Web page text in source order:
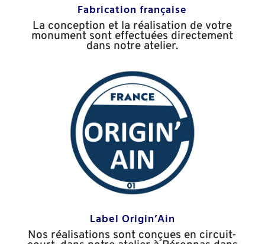
Fabrication française
La conception et la réalisation de votre
monument sont effectuées directement
dans notre atelier.
Label Origin’Ain
Nos réalisations sont conçues en circuit-